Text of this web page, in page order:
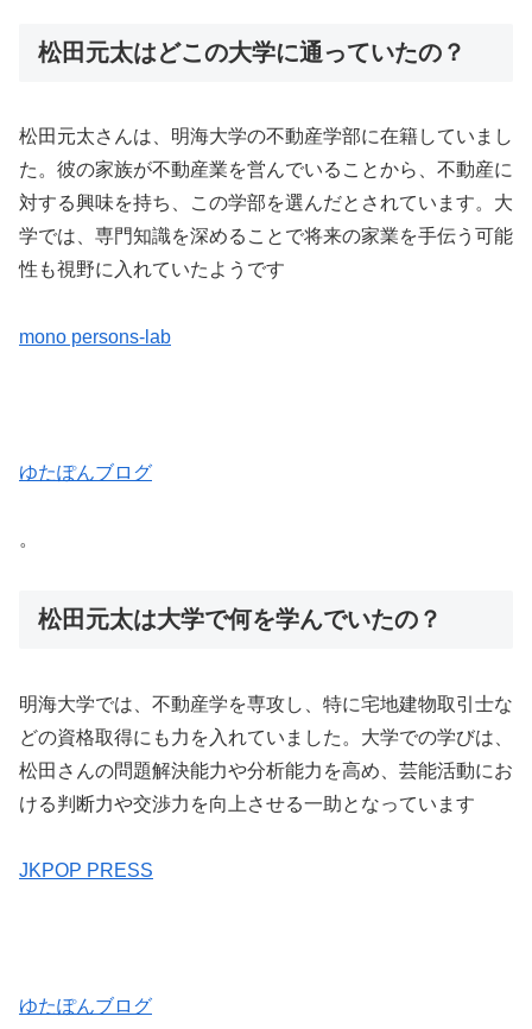
松田元太はどこの大学に通っていたの？
松田元太さんは、明海大学の不動産学部に在籍していまし
た。彼の家族が不動産業を営んでいることから、不動産に
対する興味を持ち、この学部を選んだとされています。大
学では、専門知識を深めることで将来の家業を手伝う可能
性も視野に入れていたようです​
mono persons-lab
ゆたぽんブログ
。
松田元太は大学で何を学んでいたの？
明海大学では、不動産学を専攻し、特に宅地建物取引士な
どの資格取得にも力を入れていました。大学での学びは、
松田さんの問題解決能力や分析能力を高め、芸能活動にお
ける判断力や交渉力を向上させる一助となっています​
JKPOP PRESS
ゆたぽんブログ